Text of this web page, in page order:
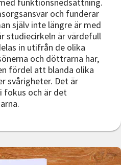
och funderar
själv inte längre är med
studiecirkeln är värdefull
in utifrån de olika
och döttrarna har,
fördel att blanda olika
svårigheter. Det är
fokus och är det